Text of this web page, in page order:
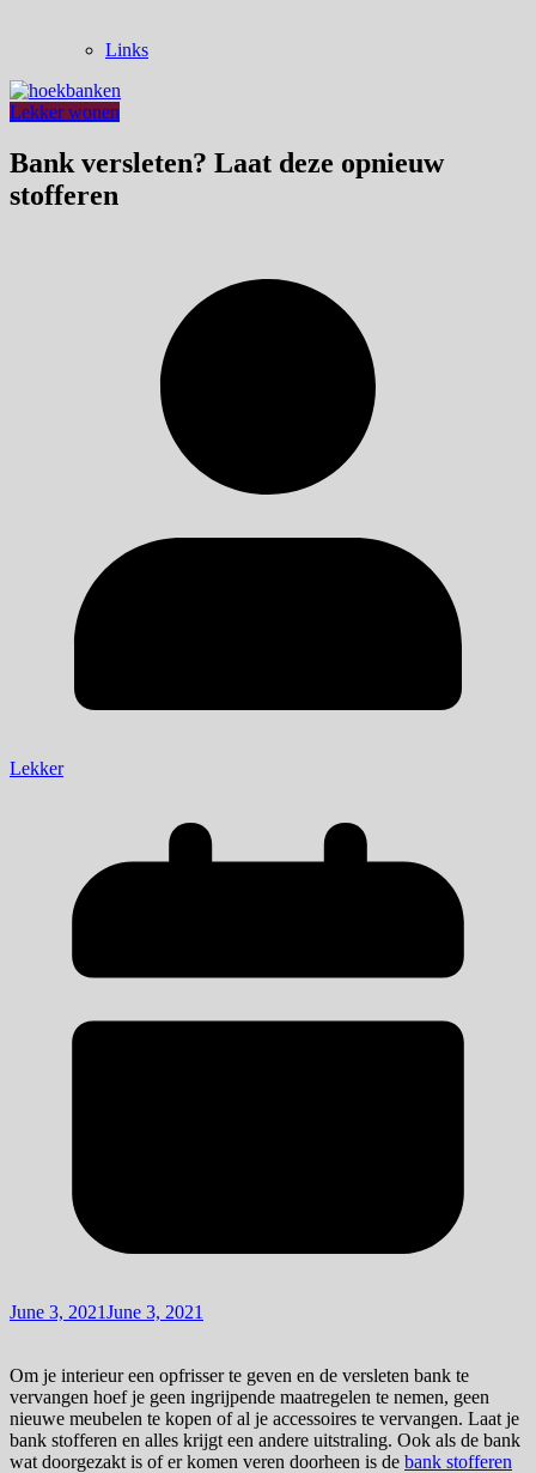
Links
Lekker wonen
Bank versleten? Laat deze opnieuw
stofferen
Lekker
June 3, 2021June 3, 2021
Om je interieur een opfrisser te geven en de versleten bank te
vervangen hoef je geen ingrijpende maatregelen te nemen, geen
nieuwe meubelen te kopen of al je accessoires te vervangen. Laat je
bank stofferen en alles krijgt een andere uitstraling. Ook als de bank
wat doorgezakt is of er komen veren doorheen is de bank stofferen